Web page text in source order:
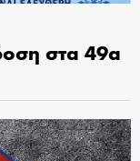
στα 49α